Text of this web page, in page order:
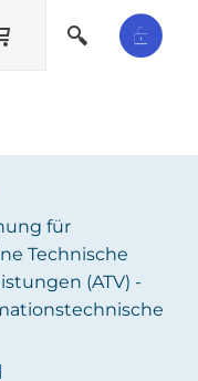
für
Technische
(ATV) -